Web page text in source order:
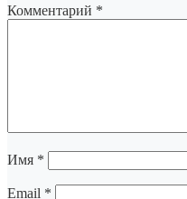
Комментарий *
Имя *
Email *